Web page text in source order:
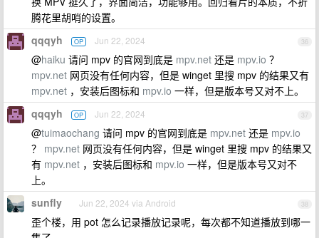
腾花里胡哨的设置。
36
qqqyh OP Jun 22, 2024
@haiku 请问 mpv 的官网到底是 mpv.net 还是 mpv.io ？
mpv.net 网页没有任何内容，但是 winget 里搜 mpv 的结果又有
mpv.net ，安装后图标和 mpv.io 一样，但是版本号又对不上。
37
qqqyh OP Jun 22, 2024
@tuimaochang 请问 mpv 的官网到底是 mpv.net 还是 mpv.io
？ mpv.net 网页没有任何内容，但是 winget 里搜 mpv 的结果又
有 mpv.net ，安装后图标和 mpv.io 一样，但是版本号又对不
上。
38
sunfly Jun 22, 2024 via Android
歪个楼，用 pot 怎么记录播放记录呢，每次都不知道播放到哪一